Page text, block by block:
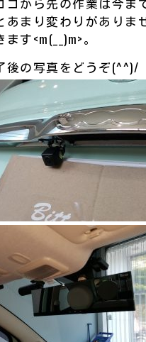
あまり変わりがありま
す<m(__)m>。
後の写真をどうぞ(^^)/